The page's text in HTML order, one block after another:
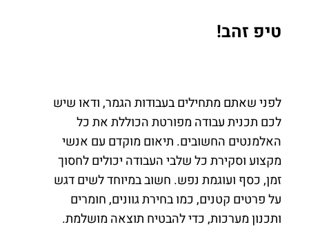
טיפ זהב!
לפני שאתם מתחילים בעבודות הגמר, ודאו שיש
לכם תכנית עבודה מפורטת הכוללת את כל
האלמנטים החשובים. תיאום מוקדם עם אנשי
מקצוע וסקירת כל שלבי העבודה יכולים לחסוך
זמן, כסף ועוגמת נפש. חשוב במיוחד לשים דגש
על פרטים קטנים, כמו בחירת גוונים, חומרים
ותכנון מערכות, כדי להבטיח תוצאה מושלמת.